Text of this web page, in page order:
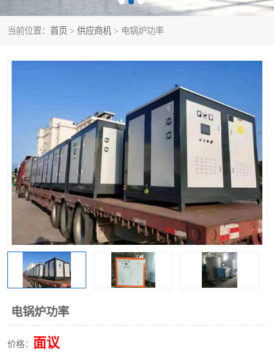
当前位置： 首页 > 供应商机 > 电锅炉功率
电锅炉功率
价格： 面议